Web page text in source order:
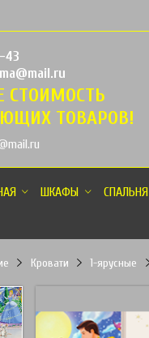
СТОИМОСТЬ
ТОВАРОВ!
ШКАФЫ СПАЛЬНЯ
Кровати 1-ярусные